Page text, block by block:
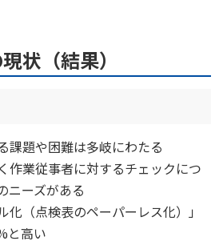
状（結果）
課題や困難は多岐にわたる
作業従事者に対するチェックにつ
ニーズがある
化（点検表のペーパーレス化）」
と高い